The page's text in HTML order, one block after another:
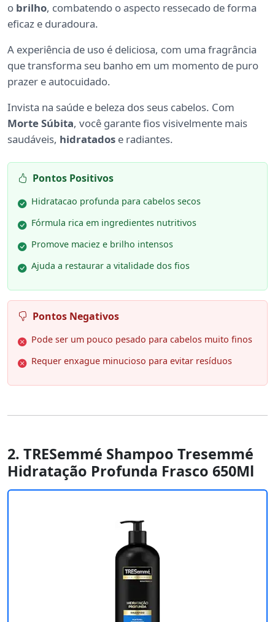
o brilho, combatendo o aspecto ressecado de forma
eficaz e duradoura.
A experiência de uso é deliciosa, com uma fragrância
que transforma seu banho em um momento de puro
prazer e autocuidado.
Invista na saúde e beleza dos seus cabelos. Com
Morte Súbita, você garante fios visivelmente mais
saudáveis, hidratados e radiantes.
Pontos Positivos
Hidratacao profunda para cabelos secos
Fórmula rica em ingredientes nutritivos
Promove maciez e brilho intensos
Ajuda a restaurar a vitalidade dos fios
Pontos Negativos
Pode ser um pouco pesado para cabelos muito finos
Requer enxague minucioso para evitar resíduos
2. TRESemmé Shampoo Tresemmé
Hidratação Profunda Frasco 650Ml